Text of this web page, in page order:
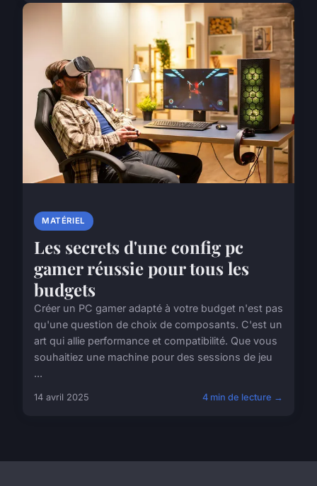
MATÉRIEL
Les secrets d'une config pc
gamer réussie pour tous les
budgets
Créer un PC gamer adapté à votre budget n'est pas
qu'une question de choix de composants. C'est un
art qui allie performance et compatibilité. Que vous
souhaitiez une machine pour des sessions de jeu
...
14 avril 2025 4 min de lecture →